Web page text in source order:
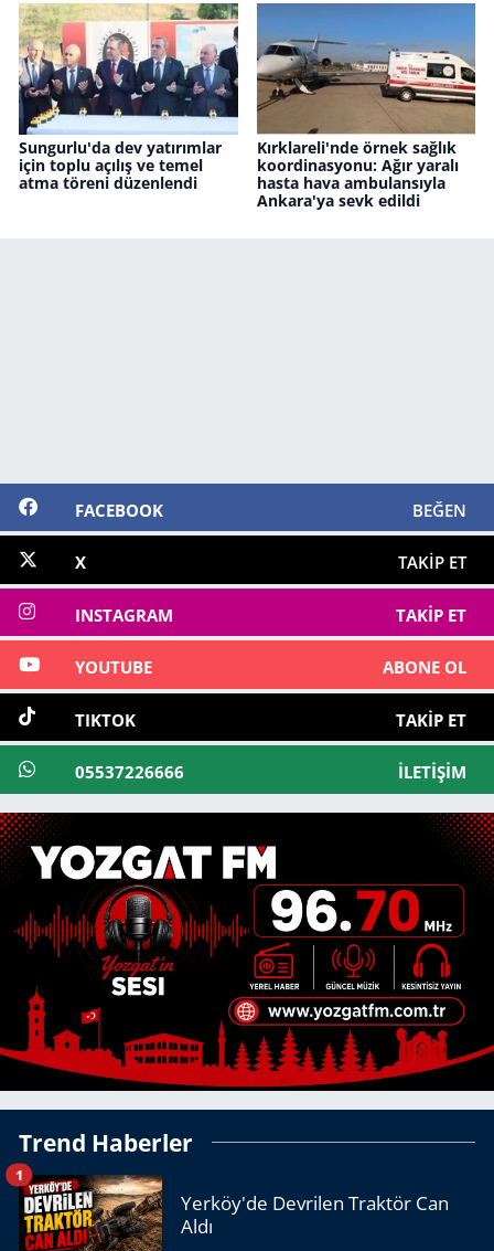
Sungurlu'da dev yatırımlar
için toplu açılış ve temel
atma töreni düzenlendi
Kırklareli'nde örnek sağlık
koordinasyonu: Ağır yaralı
hasta hava ambulansıyla
Ankara'ya sevk edildi
FACEBOOK BEĞEN
X TAKIP ET
INSTAGRAM TAKIP ET
YOUTUBE ABONE OL
TIKTOK TAKIP ET
05537226666 İLETIŞIM
Trend Haberler
Yerköy'de Devrilen Traktör Can
Aldı
1